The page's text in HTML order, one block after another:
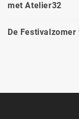
met Atelier32
De